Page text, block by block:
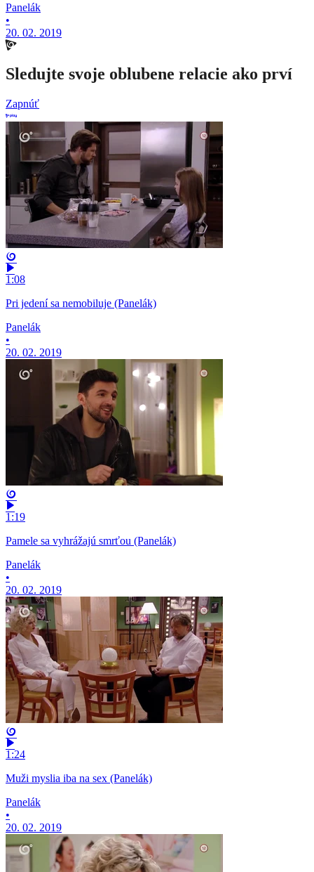
Panelák
•
20. 02. 2019
Sledujte svoje oblubene relacie ako prví
Zapnúť
1:08
Pri jedení sa nemobiluje (Panelák)
Panelák
•
20. 02. 2019
1:19
Pamele sa vyhrážajú smrťou (Panelák)
Panelák
•
20. 02. 2019
1:24
Muži myslia iba na sex (Panelák)
Panelák
•
20. 02. 2019